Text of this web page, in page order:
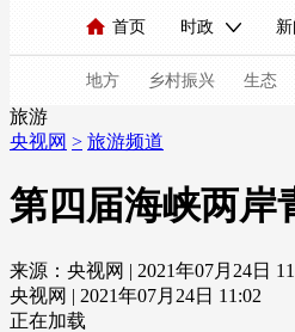
首页 时政 新
人民领袖习近平 联播+
直播 栏目大全
海外频道 iPanda
地方 乡村振兴 生态
新闻 国内 国
旅游
央视网 > 旅游频道
第四届海峡两岸
来源：央视网 | 2021年07月24日
央视网 | 2021年07月24日 11:02
正在加载